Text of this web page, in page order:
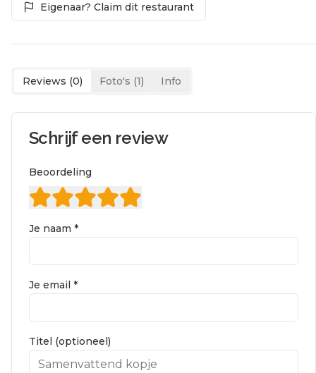
Eigenaar? Claim dit restaurant
Reviews (0) Foto's (1) Info
Schrijf een review
Beoordeling
Je naam *
Je email *
Titel (optioneel)